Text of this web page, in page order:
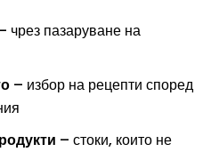
чрез пазаруване на
– избор на рецепти според
– стоки, които не